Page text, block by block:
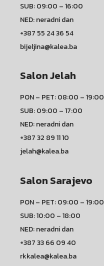
SUB: 09:00 – 16:00
NED: neradni dan
+387 55 24 36 54
bijeljina@kalea.ba
Salon Jelah
PON – PET: 08:00 – 19:00
SUB: 09:00 – 17:00
NED: neradni dan
+387 32 89 11 10
jelah@kalea.ba
Salon Sarajevo
PON – PET: 09:00 – 19:00
SUB: 10:00 – 18:00
NED: neradni dan
+387 33 66 09 40
rkkalea@kalea.ba